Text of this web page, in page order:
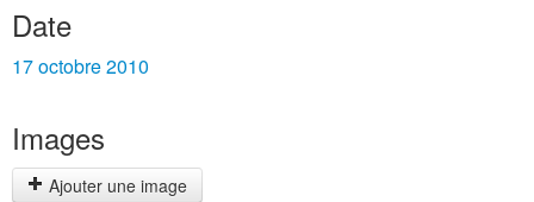
Date
17 octobre 2010
Images
Ajouter une image